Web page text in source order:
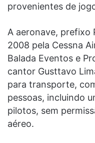
provenientes de
A aeronave, prefixo
2008 pela Cessna
Balada Eventos e
cantor Gusttavo
para transporte,
pessoas, incluindo
pilotos, sem
aéreo.